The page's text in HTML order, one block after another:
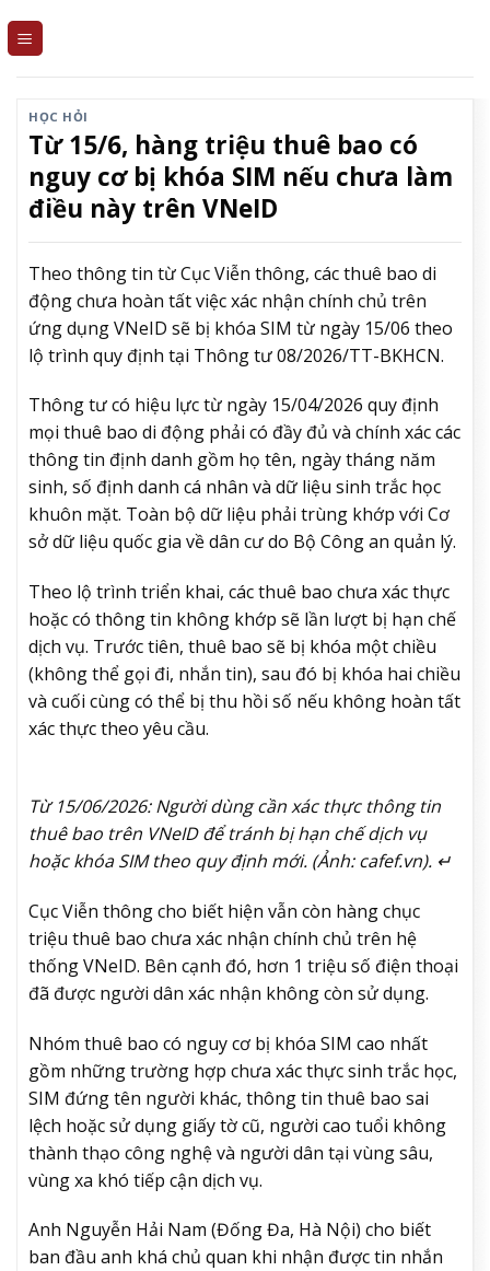
HỌC HỎI
Từ 15/6, hàng triệu thuê bao có
nguy cơ bị khóa SIM nếu chưa làm
điều này trên VNeID
Theo thông tin từ Cục Viễn thông, các thuê bao di
động chưa hoàn tất việc xác nhận chính chủ trên
ứng dụng VNeID sẽ bị khóa SIM từ ngày 15/06 theo
lộ trình quy định tại Thông tư 08/2026/TT-BKHCN.
Thông tư có hiệu lực từ ngày 15/04/2026 quy định
mọi thuê bao di động phải có đầy đủ và chính xác các
thông tin định danh gồm họ tên, ngày tháng năm
sinh, số định danh cá nhân và dữ liệu sinh trắc học
khuôn mặt. Toàn bộ dữ liệu phải trùng khớp với Cơ
sở dữ liệu quốc gia về dân cư do Bộ Công an quản lý.
Theo lộ trình triển khai, các thuê bao chưa xác thực
hoặc có thông tin không khớp sẽ lần lượt bị hạn chế
dịch vụ. Trước tiên, thuê bao sẽ bị khóa một chiều
(không thể gọi đi, nhắn tin), sau đó bị khóa hai chiều
và cuối cùng có thể bị thu hồi số nếu không hoàn tất
xác thực theo yêu cầu.
Từ 15/06/2026: Người dùng cần xác thực thông tin
thuê bao trên VNeID để tránh bị hạn chế dịch vụ
hoặc khóa SIM theo quy định mới. (Ảnh: cafef.vn). ↵
Cục Viễn thông cho biết hiện vẫn còn hàng chục
triệu thuê bao chưa xác nhận chính chủ trên hệ
thống VNeID. Bên cạnh đó, hơn 1 triệu số điện thoại
đã được người dân xác nhận không còn sử dụng.
Nhóm thuê bao có nguy cơ bị khóa SIM cao nhất
gồm những trường hợp chưa xác thực sinh trắc học,
SIM đứng tên người khác, thông tin thuê bao sai
lệch hoặc sử dụng giấy tờ cũ, người cao tuổi không
thành thạo công nghệ và người dân tại vùng sâu,
vùng xa khó tiếp cận dịch vụ.
Anh Nguyễn Hải Nam (Đống Đa, Hà Nội) cho biết
ban đầu anh khá chủ quan khi nhận được tin nhắn